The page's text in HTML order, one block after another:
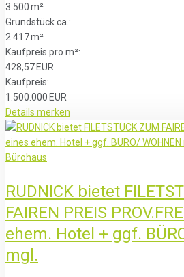
3.500 m²
Grund­stück ca.:
2.417 m²
Kaufpreis pro m²:
428,57 EUR
Kaufpreis:
1.500.000 EUR
Details merken
RUDNICK bietet
FAIREN PREIS
ehem. Hotel + ggf.
mgl.